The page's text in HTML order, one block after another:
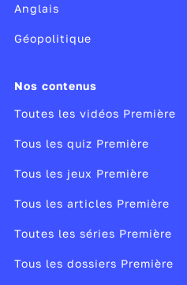
Anglais
Géopolitique
Nos contenus
Toutes les vidéos Première
Tous les quiz Première
Tous les jeux Première
Tous les articles Première
Toutes les séries Première
Tous les dossiers Première